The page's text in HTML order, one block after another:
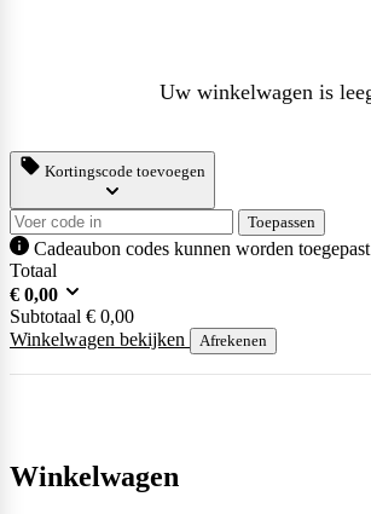
Uw winkelwagen is
Kortingscode toevoegen
Toepassen
Cadeaubon codes kunnen worden
Totaal
€ 0,00
Subtotaal € 0,00
Winkelwagen bekijken
Afrekenen
Winkelwagen